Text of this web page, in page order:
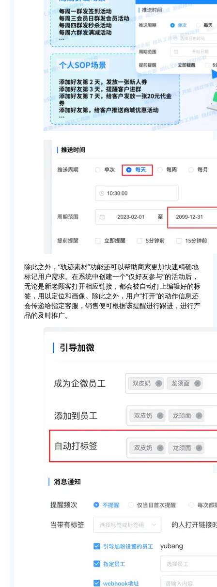
除此之外，“轨迹素材”功能还可以帮助商家更加快速精确地
标记用户需求。在系统中创建一个“仅好友参与”的活动后，
无论是新老顾客打开相应链接，都会被自动打上编辑好的标
签，用以定位和画像。除此之外，用户“打开”的动作信息还
会传递给指定客服，销售便可根据该提醒进行跟进，进行产
品的及时推广。